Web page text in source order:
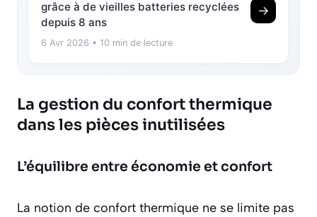
grâce à de vieilles batteries recyclées
depuis 8 ans
6 Avr 2026 • 10 min de lecture
→
La gestion du confort thermique
dans les pièces inutilisées
L’équilibre entre économie et confort
La notion de confort thermique ne se limite pas